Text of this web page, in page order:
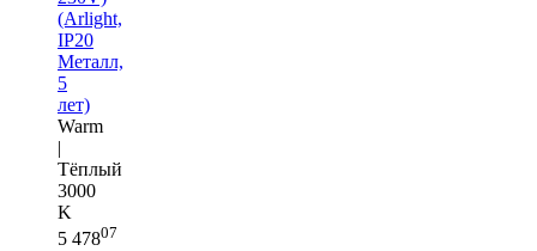
(Arlight,
IP20
Металл,
5
лет)
Warm
|
Тёплый
3000
K
5 47807